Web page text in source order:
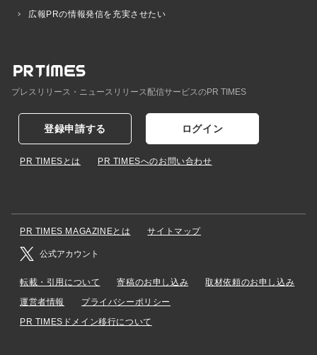
広報PRの情報発信を充実させたい
プレスリリース・ニュースリリース配信サービスのPR TIMES
登録申請する ログイン
PR TIMESとは PR TIMESへのお問い合わせ
PR TIMES MAGAZINEとは サイトマップ
公式アカウント
転載・引用について 寄稿のお申し込み
取材依頼のお申し込み
運営者情報
プライバシーポリシー
PR TIMESドメイン移行について